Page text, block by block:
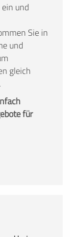
und
Sie in
und
gleich
für